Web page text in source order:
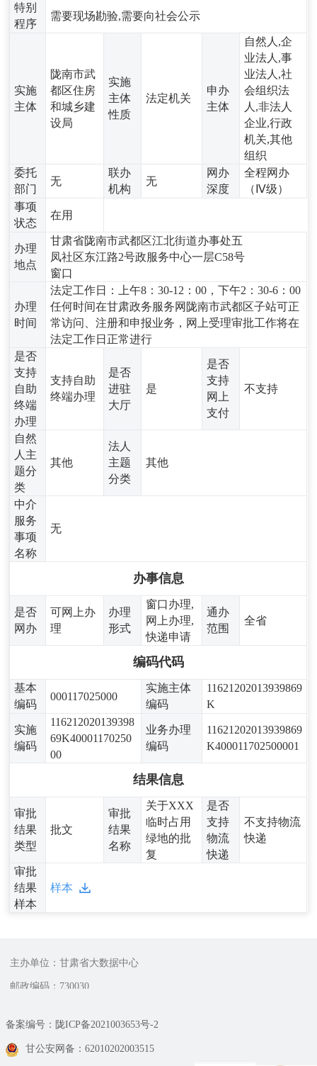
特别
程序
需要现场勘验,需要向社会公示
实施
主体
陇南市武
都区住房
和城乡建
设局
实施
主体
性质
法定机关
申办
主体
自然人,企
业法人,事
业法人,社
会组织法
人,非法人
企业,行政
机关,其他
组织
委托
部门
无
联办
机构
无
网办
深度
全程网办
（Ⅳ级）
事项
状态
在用
办理
地点
甘肃省陇南市武都区江北街道办事处五
凤社区东江路2号政服务中心一层C58号
窗口
办理
时间
法定工作日：上午8：30-12：00，下午2：30-6：00
任何时间在甘肃政务服务网陇南市武都区子站可正
常访问、注册和申报业务，网上受理审批工作将在
法定工作日正常进行
是否
支持
自助
终端
办理
支持自助
终端办理
是否
进驻
大厅
是
是否
支持
网上
支付
不支持
自然
人主
题分
类
其他
法人
主题
分类
其他
中介
服务
事项
名称
无
办事信息
是否
网办
可网上办
理
办理
形式
窗口办理,
网上办理,
快递申请
通办
范围
全省
编码代码
基本
编码
000117025000
实施主体
编码
11621202013939869
K
实施
编码
116212020139398
69K40001170250
00
业务办理
编码
11621202013939869
K400011702500001
结果信息
审批
结果
类型
批文
审批
结果
名称
关于XXX
临时占用
绿地的批
复
是否
支持
物流
快递
不支持物流
快递
审批
结果
样本
样本
主办单位：甘肃省大数据中心
邮政编码：730030
备案编号：陇ICP备2021003653号-2
甘公安网备：62010202003515